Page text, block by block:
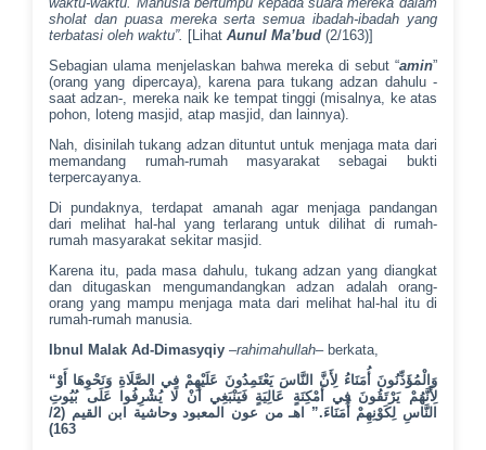
sholat dan puasa mereka serta semua ibadah-ibadah yang
terbatasi oleh waktu”. [LihatAunul Ma’bud (2/163)]
Sebagian ulama menjelaskan bahwa mereka di sebut “amin”
(orang yang dipercaya), karena para tukang adzan dahulu -
saat adzan-, mereka naik ke tempat tinggi (misalnya, ke atas
pohon, loteng masjid, atap masjid, dan lainnya).
Nah, disinilah tukang adzan dituntut untuk menjaga mata dari
memandang rumah-rumah masyarakat sebagai bukti
terpercayanya.
Di pundaknya, terdapat amanah agar menjaga pandangan
dari melihat hal-hal yang terlarang untuk dilihat di rumah-
rumah masyarakat sekitar masjid.
Karena itu, pada masa dahulu, tukang adzan yang diangkat
dan ditugaskan mengumandangkan adzan adalah orang-
orang yang mampu menjaga mata dari melihat hal-hal itu di
rumah-rumah manusia.
Ibnul Malak Ad-Dimasyqiy –rahimahullah– berkata,
“وَالْمُؤَذِّنُونَ أُمَنَاءُ لِأَنَّ النَّاسَ يَعْتَمِدُونَ عَلَيْهِمْ فِي الصَّلَاةِ وَنَحْوِهَا أَوْ
لِأَنَّهُمْ يَرْتَقُونَ فِي أَمْكِنَةٍ عَالِيَةٍ فَيَنْبَغِي أَنْ لَا يُشْرِفُوا عَلَى بُيُوتِ
النَّاسِ لِكَوْنِهِمْ أُمَنَاءَ.” اهـ من عون المعبود وحاشية ابن القيم (2/
163)